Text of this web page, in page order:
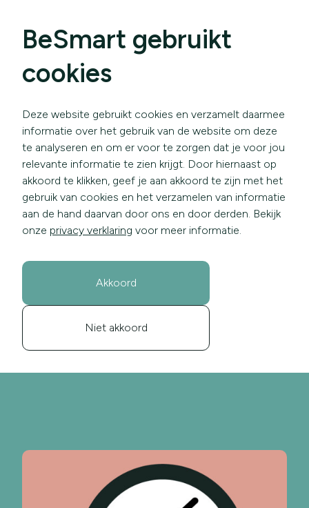
BeSmart gebruikt
cookies
Deze website gebruikt cookies en verzamelt daarmee
informatie over het gebruik van de website om deze
te analyseren en om er voor te zorgen dat je voor jou
relevante informatie te zien krijgt. Door hiernaast op
akkoord te klikken, geef je aan akkoord te zijn met het
gebruik van cookies en het verzamelen van informatie
aan de hand daarvan door ons en door derden. Bekijk
onze privacy verklaring voor meer informatie.
Akkoord
Niet akkoord